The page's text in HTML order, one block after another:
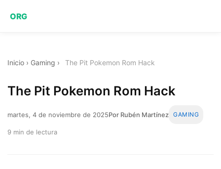
ORG
Inicio › Gaming › The Pit Pokemon Rom Hack
The Pit Pokemon Rom Hack
martes, 4 de noviembre de 2025Por Rubén Martínez GAMING
9 min de lectura